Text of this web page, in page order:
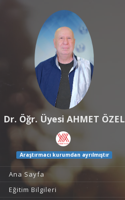
Dr. Öğr. Üyesi AHMET ÖZEL
Araştırmacı kurumdan ayrılmıştır
Ana Sayfa
Eğitim Bilgileri